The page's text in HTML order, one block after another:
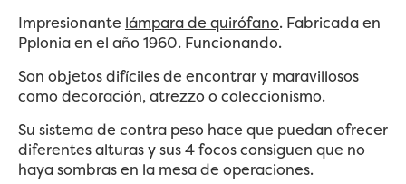
Impresionante lámpara de quirófano. Fabricada en
Pplonia en el año 1960. Funcionando.
Son objetos difíciles de encontrar y maravillosos
como decoración, atrezzo o coleccionismo.
Su sistema de contra peso hace que puedan ofrecer
diferentes alturas y sus 4 focos consiguen que no
haya sombras en la mesa de operaciones.